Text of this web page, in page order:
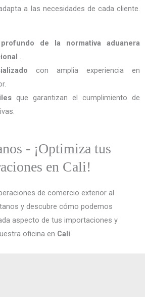
a las necesidades de cada cliente.
profundo de la normativa aduanera
.
con amplia experiencia en
que garantizan el cumplimiento de
- ¡Optimiza tus
en Cali!
de comercio exterior al
y descubre cómo podemos
aspecto de tus importaciones y
oficina en Cali.